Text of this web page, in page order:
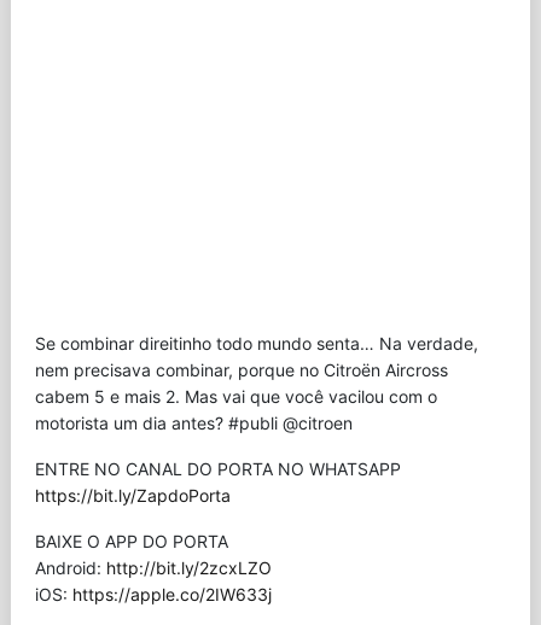
Se combinar direitinho todo mundo senta… Na verdade,
nem precisava combinar, porque no Citroën Aircross
cabem 5 e mais 2. Mas vai que você vacilou com o
motorista um dia antes? #publi @citroen
ENTRE NO CANAL DO PORTA NO WHATSAPP
https://bit.ly/ZapdoPorta
BAIXE O APP DO PORTA
Android: http://bit.ly/2zcxLZO
iOS: https://apple.co/2IW633j